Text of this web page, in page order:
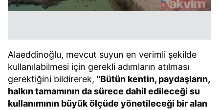
Alaeddinoğlu, mevcut suyun en verimli şekilde
kullanılabilmesi için gerekli adımların atılması
gerektiğini bildirerek, "Bütün kentin, paydaşların,
halkın tamamının da sürece dahil edileceği su
kullanımının büyük ölçüde yönetileceği bir alan